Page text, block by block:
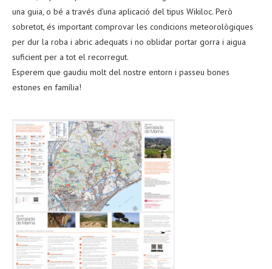
una guia, o bé a través d’una aplicació del tipus Wikiloc. Però
sobretot, és important comprovar les condicions meteorològiques
per dur la roba i abric adequats i no oblidar portar gorra i aigua
suficient per a tot el recorregut.
Esperem que gaudiu molt del nostre entorn i passeu bones
estones en família!